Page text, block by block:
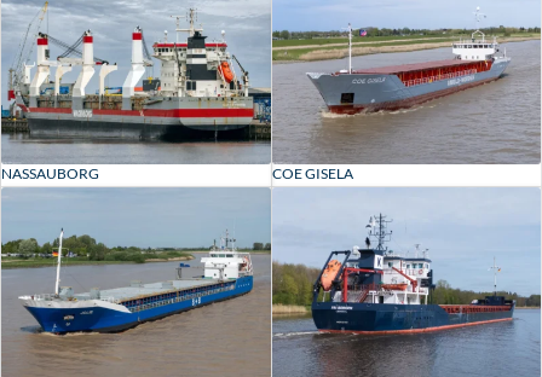
NASSAUBORG COE GISELA